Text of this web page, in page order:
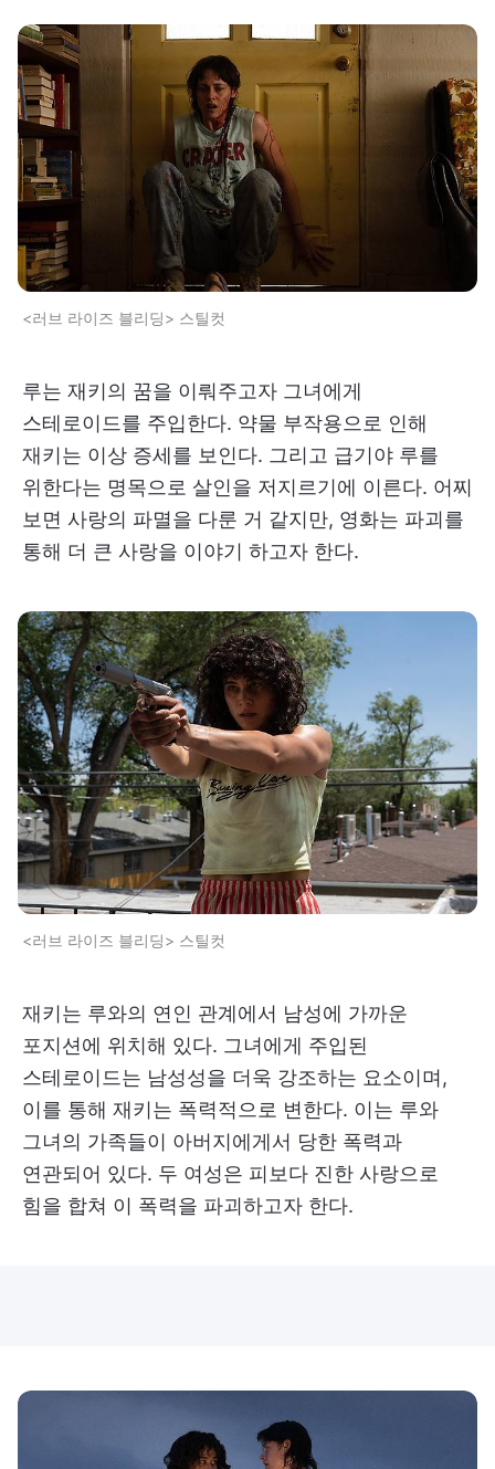
<러브 라이즈 블리딩> 스틸컷
루는 재키의 꿈을 이뤄주고자 그녀에게
스테로이드를 주입한다. 약물 부작용으로 인해
재키는 이상 증세를 보인다. 그리고 급기야 루를
위한다는 명목으로 살인을 저지르기에 이른다. 어찌
보면 사랑의 파멸을 다룬 거 같지만, 영화는 파괴를
통해 더 큰 사랑을 이야기 하고자 한다.
<러브 라이즈 블리딩> 스틸컷
재키는 루와의 연인 관계에서 남성에 가까운
포지션에 위치해 있다. 그녀에게 주입된
스테로이드는 남성성을 더욱 강조하는 요소이며,
이를 통해 재키는 폭력적으로 변한다. 이는 루와
그녀의 가족들이 아버지에게서 당한 폭력과
연관되어 있다. 두 여성은 피보다 진한 사랑으로
힘을 합쳐 이 폭력을 파괴하고자 한다.